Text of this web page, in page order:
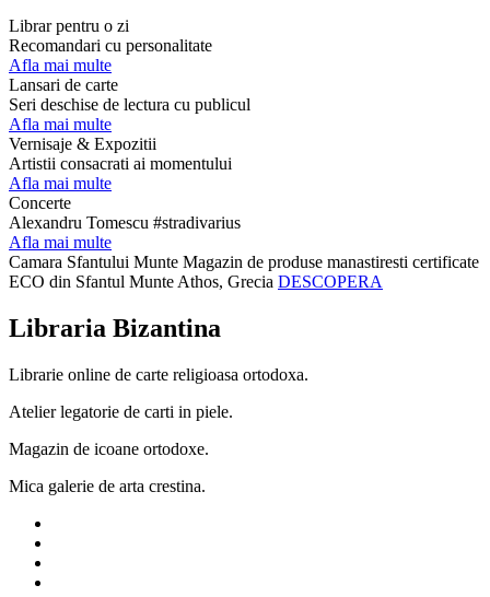
Librar pentru o zi
Recomandari cu personalitate
Afla mai multe
Lansari de carte
Seri deschise de lectura cu publicul
Afla mai multe
Vernisaje & Expozitii
Artistii consacrati ai momentului
Afla mai multe
Concerte
Alexandru Tomescu #stradivarius
Afla mai multe
Camara Sfantului Munte Magazin de produse manastiresti certificate
ECO din Sfantul Munte Athos, Grecia DESCOPERA
Libraria Bizantina
Librarie online de carte religioasa ortodoxa.
Atelier legatorie de carti in piele.
Magazin de icoane ortodoxe.
Mica galerie de arta crestina.